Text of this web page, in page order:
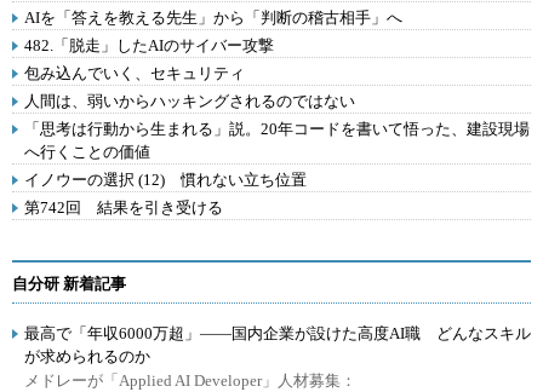
AIを「答えを教える先生」から「判断の稽古相手」へ
482.「脱走」したAIのサイバー攻撃
包み込んでいく、セキュリティ
人間は、弱いからハッキングされるのではない
「思考は行動から生まれる」説。20年コードを書いて悟った、建設現場
へ行くことの価値
イノウーの選択 (12) 慣れない立ち位置
第742回 結果を引き受ける
自分研 新着記事
最高で「年収6000万超」――国内企業が設けた高度AI職 どんなスキル
が求められるのか
メドレーが「Applied AI Developer」人材募集：